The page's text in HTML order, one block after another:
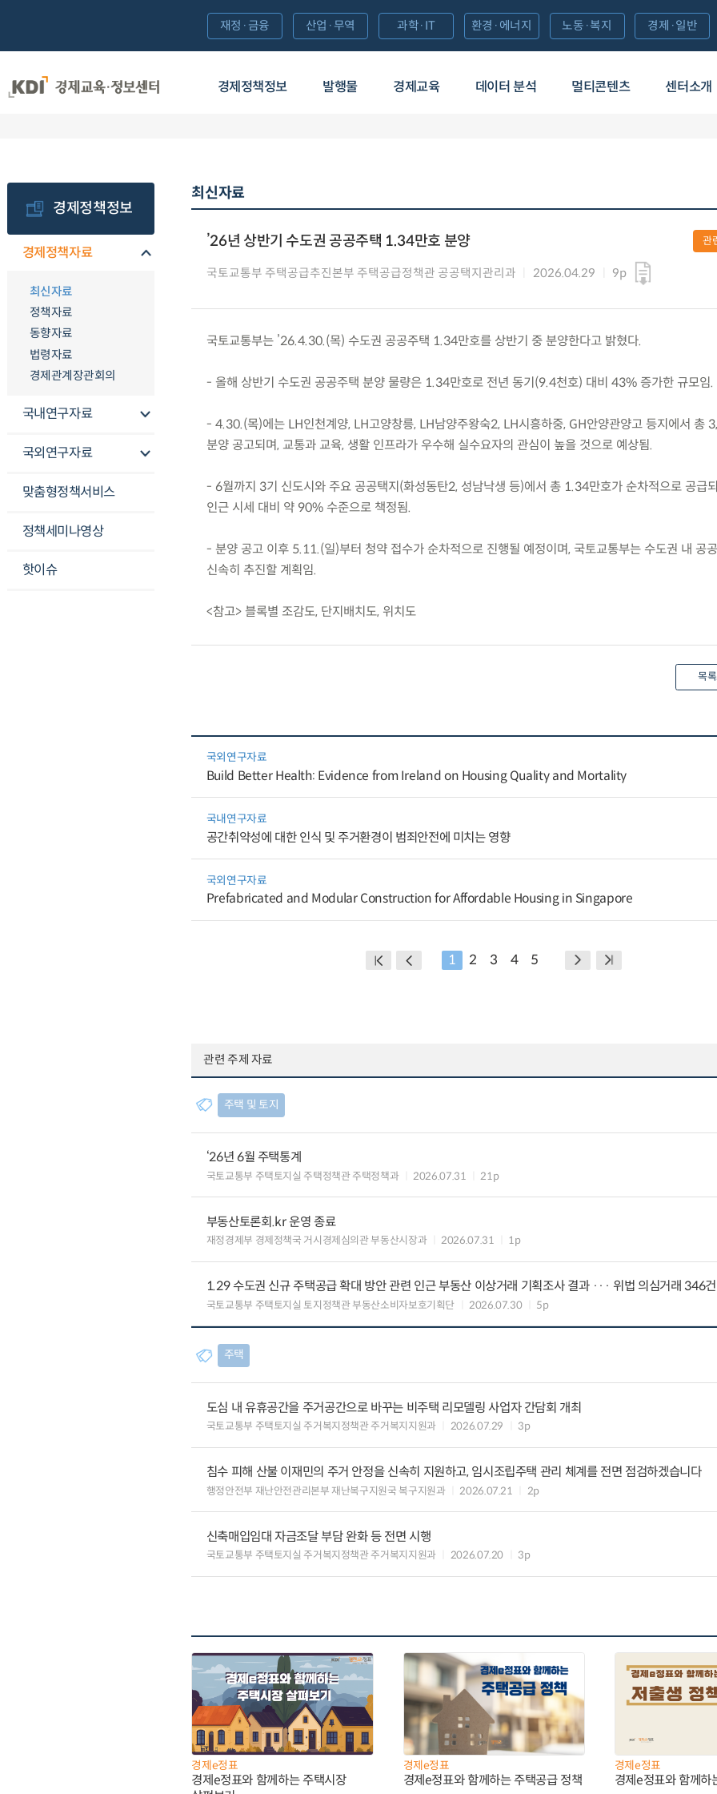
경제정책정보 발행물 경제교육 데이터 분석 멀티콘텐츠 센터소개
재정·금융 산업·무역 과학·IT 환경·에너지 노동·복지 경제·일반
경제정책정보
경제정책자료
최신자료
정책자료
동향자료
법령자료
경제관계장관회의
국내연구자료
국외연구자료
맞춤형정책서비스
정책세미나영상
핫이슈
최신자료
’26년 상반기 수도권 공공주택 1.34만호 분양
국토교통부 주택공급추진본부 주택공급정책관 공공택지관리과 2026.04.29 9p
관
국토교통부는 ’26.4.30.(목) 수도권 공공주택 1.34만호를 상반기 중 분양한다고 밝혔다.
- 올해 상반기 수도권 공공주택 분양 물량은 1.34만호로 전년 동기(9.4천호) 대비 43% 증가한 규모임.
- 4.30.(목)에는 LH인천계양, LH고양창릉, LH남양주왕숙2, LH시흥하중, GH안양관양고 등지에서 총
분양 공고되며, 교통과 교육, 생활 인프라가 우수해 실수요자의 관심이 높을 것으로 예상됨.
- 6월까지 3기 신도시와 주요 공공택지(화성동탄2, 성남낙생 등)에서 총 1.34만호가 순차적으로 공급
인근 시세 대비 약 90% 수준으로 책정됨.
- 분양 공고 이후 5.11.(일)부터 청약 접수가 순차적으로 진행될 예정이며, 국토교통부는 수도권 내 공
신속히 추진할 계획임.
<참고> 블록별 조감도, 단지배치도, 위치도
목록
국외연구자료
Build Better Health: Evidence from Ireland on Housing Quality and Mortality
국내연구자료
공간취약성에 대한 인식 및 주거환경이 범죄안전에 미치는 영향
국외연구자료
Prefabricated and Modular Construction for Affordable Housing in Singapore
1 2 3 4 5
관련 주제 자료
주택 및 토지
‘26년 6월 주택통계
국토교통부 주택토지실 주택정책관 주택정책과 2026.07.31 21p
부동산토론회.kr 운영 종료
재정경제부 경제정책국 거시경제심의관 부동산시장과 2026.07.31 1p
1.29 수도권 신규 주택공급 확대 방안 관련 인근 부동산 이상거래 기획조사 결과 ··· 위법 의심거래 346
국토교통부 주택토지실 토지정책관 부동산소비자보호기획단 2026.07.30 5p
주택
도심 내 유휴공간을 주거공간으로 바꾸는 비주택 리모델링 사업자 간담회 개최
국토교통부 주택토지실 주거복지정책관 주거복지지원과 2026.07.29 3p
침수 피해 산불 이재민의 주거 안정을 신속히 지원하고, 임시조립주택 관리 체계를 전면 점검하겠습니다
행정안전부 재난안전관리본부 재난복구지원국 복구지원과 2026.07.21 2p
신축매입임대 자금조달 부담 완화 등 전면 시행
국토교통부 주택토지실 주거복지정책관 주거복지지원과 2026.07.20 3p
경제e정표
경제e정표와 함께하는 주택시장
경제e정표
경제e정표와 함께하는 주택공급 정책
경제e정표
경제e정표와 함께하